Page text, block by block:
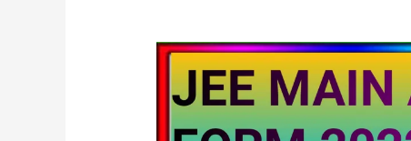
JEE
MAIN
2022
Application